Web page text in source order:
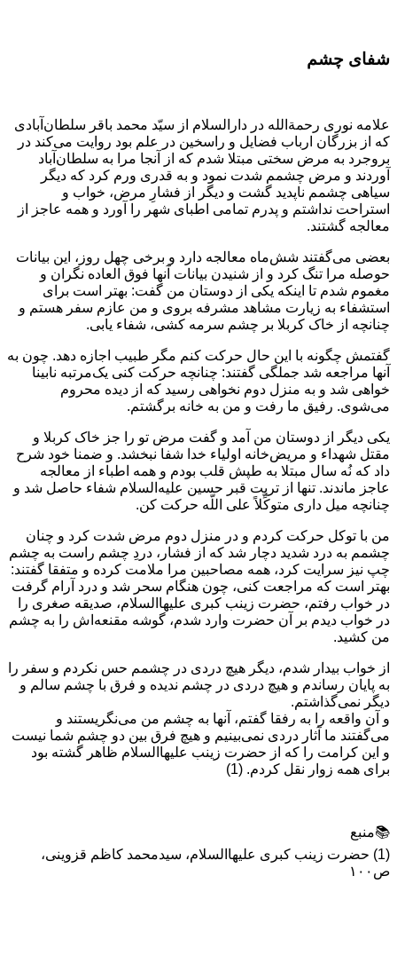
شفای چشم
علامه نوری رحمةالله در دارالسلام از سیّد محمد باقر سلطان‌آبادی
که از بزرگان ارباب فضایل و راسخین در علم بود روایت می‌کند در
بروجرد به مرض سختی مبتلا شدم که از آنجا مرا به سلطان‌آباد
آوردند و مرض چشمم شدت نمود و به قدری ورم کرد که دیگر
سیاهی چشمم ناپدید گشت و دیگر از فشارِ مرض، خواب و
استراحت نداشتم و پدرم تمامی اطبای شهر را آورد و همه عاجز از
معالجه گشتند.
بعضی می‌گفتند شش‌ماه معالجه دارد و برخی چهل روز، این بیانات
حوصله مرا تنگ کرد و از شنیدن بیانات آنها فوق العاده نگران و
مغموم شدم تا اینکه یکی از دوستان من گفت: بهتر است برای
استشفاء به زیارت مشاهد مشرفه بروی و من عازم سفر هستم و
چنانچه از خاک کربلا بر چشم سرمه کشی، شفاء یابی.
گفتمش چگونه با این حال حرکت کنم مگر طبیب اجازه دهد. چون به
آنها مراجعه شد جملگی گفتند: چنانچه حرکت کنی یک‌مرتبه نابینا
خواهی شد و به منزل دوم نخواهی رسید که از دیده محروم
می‌شوی. رفیق ما رفت و من به خانه برگشتم.
یکی دیگر از دوستان من آمد و گفت مرض تو را جز خاک کربلا و
مقتل شهداء و مریض‌خانه اولیاء خدا شفا نبخشد. و ضمنا خود شرح
داد که نُه سال مبتلا به طپش قلب بودم و همه اطباء از معالجه
عاجز ماندند. تنها از تربت قبر حسین علیه‌السلام شفاء حاصل شد و
چنانچه میل داری متوکِّلاً علی اللّه حرکت کن.
من با توکل حرکت کردم و در منزل دوم مرض شدت کرد و چنان
چشمم به درد شدید دچار شد که از فشار، دردِ چشم راست به چشم
چپ نیز سرایت کرد، همه مصاحبین مرا ملامت کرده و متفقا گفتند:
بهتر است که مراجعت کنی، چون هنگام سحر شد و درد آرام گرفت
در خواب رفتم، حضرت زینب کبری علیهاالسلام، صدیقه صغری را
در خواب دیدم بر آن حضرت وارد شدم، گوشه مقنعه‌اش را به چشم
من کشید.
از خواب بیدار شدم، دیگر هیچ دردی در چشمم حس نکردم و سفر را
به پایان رساندم و هیچ دردی در چشم ندیده و فرق با چشم سالم و
دیگر نمی‌گذاشتم.
و آن واقعه را به رفقا گفتم، آنها به چشم من می‌نگریستند و
می‌گفتند ما آثار دردی نمی‌بینیم و هیچ فرق بین دو چشم شما نیست
و این کرامت را که از حضرت زینب علیهاالسلام ظاهر گشته بود
برای همه زوار نقل کردم. (1)
📚منبع
(1) حضرت زینب کبری علیهاالسلام، سیدمحمد کاظم قزوینی،
ص۱۰۰